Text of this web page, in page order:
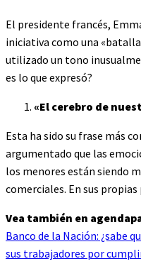
El presidente francés,
iniciativa como una
utilizado un tono
es lo que expresó?
«El cerebro de
Esta ha sido su frase más
argumentado que las
los menores están siendo
comerciales. En sus propias
Vea también en
Banco de la Nación: ¿sabe
sus trabajadores por